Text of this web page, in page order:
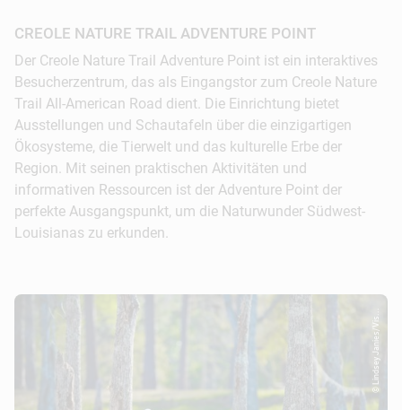
© Fremdenverkehrsbür...
14:00 Uhr : Nach diesem schönen Ausflug in die
köstliche Gerichte wie mit Langusten gefüllte
Avocados, Rotbarsch Apollo oder raffinierte
Jazz Brunch von 10 bis 14 Uhr nicht entgehen
lassen.
CREOLE NATURE TRAIL ADVENTURE POINT
Der Creole Nature Trail Adventure Point ist ein interaktives
Besucherzentrum, das als Eingangstor zum Creole Nature
Trail All-American Road dient. Die Einrichtung bietet
Ausstellungen und Schautafeln über die einzigartigen
Ökosysteme, die Tierwelt und das kulturelle Erbe der
Region. Mit seinen praktischen Aktivitäten und
informativen Ressourcen ist der Adventure Point der
perfekte Ausgangspunkt, um die Naturwunder Südwest-
Louisianas zu erkunden.
© Lindsey Janies/Vis...